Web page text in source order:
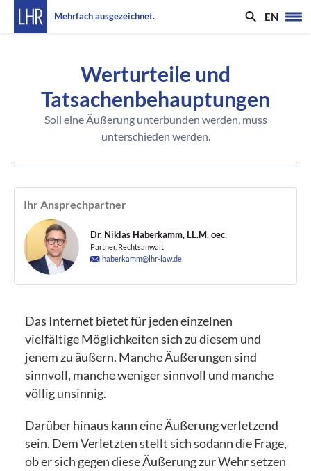
Mehrfach ausgezeichnet. EN
Werturteile und
Tatsachenbehauptungen
Soll eine Äußerung unterbunden werden, muss
unterschieden werden.
Ihr Ansprechpartner
Dr. Niklas Haberkamm, LL.M. oec.
Partner, Rechtsanwalt
haberkamm@lhr-law.de
Das Internet bietet für jeden einzelnen
vielfältige Möglichkeiten sich zu diesem und
jenem zu äußern. Manche Äußerungen sind
sinnvoll, manche weniger sinnvoll und manche
völlig unsinnig.
Darüber hinaus kann eine Äußerung verletzend
sein. Dem Verletzten stellt sich sodann die Frage,
ob er sich gegen diese Äußerung zur Wehr setzen